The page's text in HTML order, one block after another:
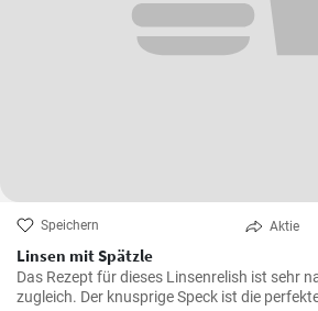
Speichern Aktie
Linsen mit Spätzle
Das Rezept für dieses Linsenrelish ist sehr
zugleich. Der knusprige Speck ist die